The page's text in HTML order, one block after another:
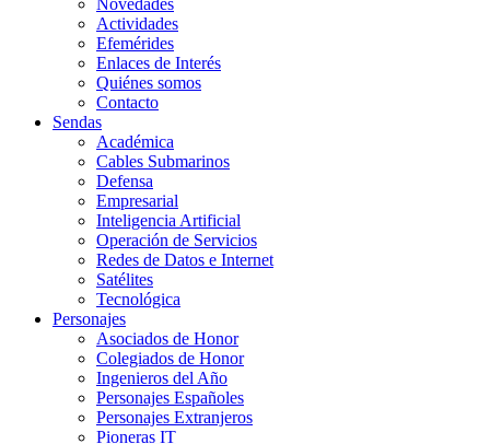
Actividades
Efemérides
Enlaces de Interés
Quiénes somos
Contacto
Sendas
Académica
Cables Submarinos
Defensa
Empresarial
Inteligencia Artificial
Operación de Servicios
Redes de Datos e Internet
Satélites
Tecnológica
Personajes
Asociados de Honor
Colegiados de Honor
Ingenieros del Año
Personajes Españoles
Personajes Extranjeros
Pioneras IT